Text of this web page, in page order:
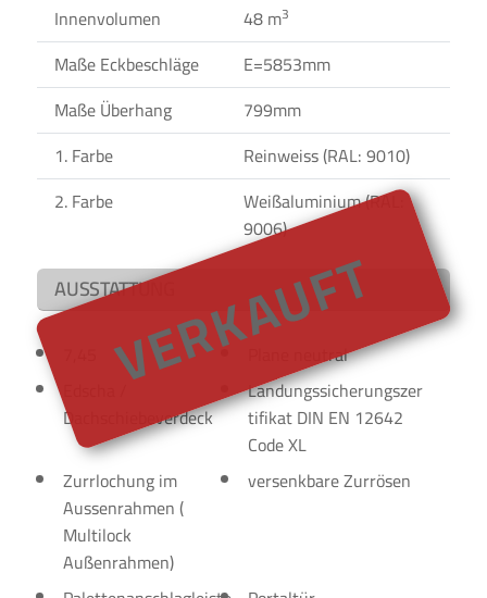
VERKAUFT
Innenvolumen
48 m3
Maße Eckbeschläge
E=5853mm
Maße Überhang
799mm
1. Farbe
Reinweiss (RAL: 9010)
2. Farbe
Weißaluminium (RAL:
9006)
AUSSTATTUNG
Plane neutral
Dachschiebeverdeck
Landungssicherungszer
tifikat DIN EN 12642
Code XL
Zurrlochung im
Aussenrahmen (
Multilock
Außenrahmen)
versenkbare Zurrösen